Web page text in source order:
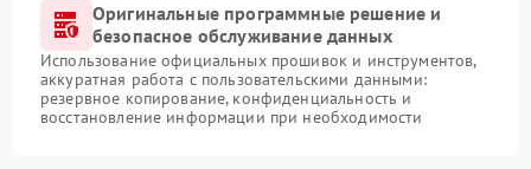
Оригинальные программные решение и
безопасное обслуживание данных
Использование официальных прошивок и инструментов,
аккуратная работа с пользовательскими данными:
резервное копирование, конфиденциальность и
восстановление информации при необходимости